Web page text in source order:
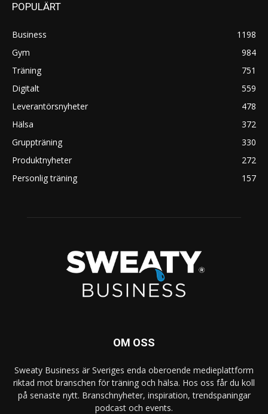
POPULÄRT
Business
1198
Gym
984
Träning
751
Digitalt
559
Leverantörsnyheter
478
Hälsa
372
Gruppträning
330
Produktnyheter
272
Personlig träning
157
OM OSS
Sweaty Business är Sveriges enda oberoende medieplattform
riktad mot branschen för träning och hälsa. Hos oss får du koll
på senaste nytt. Branschnyheter, inspiration, trendspaningar
podcast och events.